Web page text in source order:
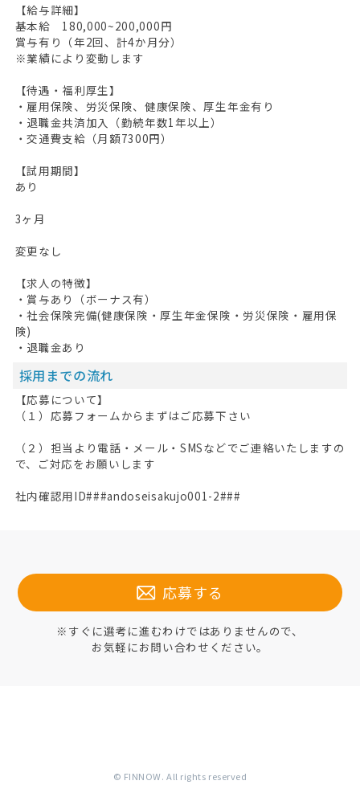
【給与詳細】
基本給 180,000~200,000円
賞与有り（年2回、計4か月分）
※業績により変動します
【待遇・福利厚生】
・雇用保険、労災保険、健康保険、厚生年金有り
・退職金共済加入（勤続年数1年以上）
・交通費支給（月額7300円）
【試用期間】
あり
3ヶ月
変更なし
【求人の特徴】
・賞与あり（ボーナス有）
・社会保険完備(健康保険・厚生年金保険・労災保険・雇用保
険)
・退職金あり
採用までの流れ
【応募について】
（１）応募フォームからまずはご応募下さい
（２）担当より電話・メール・SMSなどでご連絡いたしますの
で、ご対応をお願いします
社内確認用ID###andoseisakujo001-2###
応募する
※すぐに選考に進むわけではありませんので、
お気軽にお問い合わせください。
© FINNOW. All rights reserved